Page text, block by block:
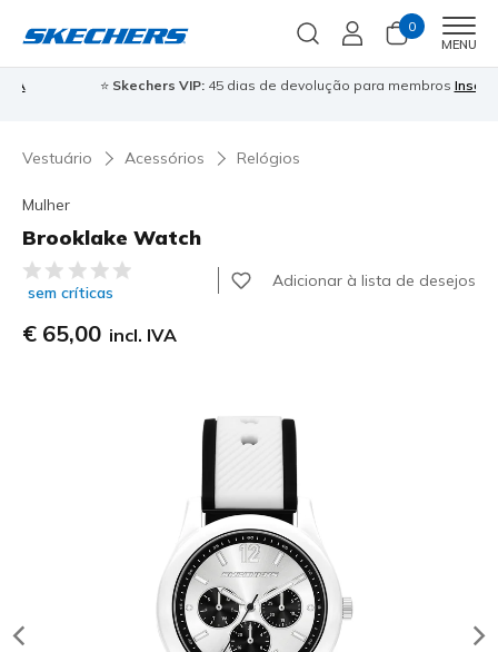
0
MENU
Skechers VIP:45 dias de devolução para membros Inscreve-te⭐
Vestuário Acessórios Relógios
Mulher
Brooklake Watch
5 de 5 – Classificação do cliente
sem críticas
Adicionar à lista de desejos
€ 65,00 incl. IVA